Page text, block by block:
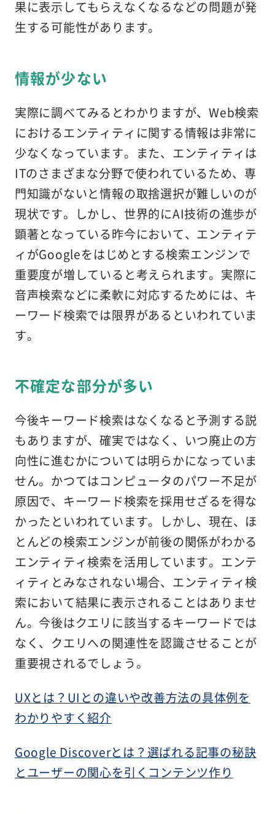
果に表示してもらえなくなるなどの問題が発
生する可能性があります。
情報が少ない
実際に調べてみるとわかりますが、Web検索
におけるエンティティに関する情報は非常に
少なくなっています。また、エンティティは
ITのさまざまな分野で使われているため、専
門知識がないと情報の取捨選択が難しいのが
現状です。しかし、世界的にAI技術の進歩が
顕著となっている昨今において、エンティテ
ィがGoogleをはじめとする検索エンジンで
重要度が増していると考えられます。実際に
音声検索などに柔軟に対応するためには、キ
ーワード検索では限界があるといわれていま
す。
不確定な部分が多い
今後キーワード検索はなくなると予測する説
もありますが、確実ではなく、いつ廃止の方
向性に進むかについては明らかになっていま
せん。かつてはコンピュータのパワー不足が
原因で、キーワード検索を採用せざるを得な
かったといわれています。しかし、現在、ほ
とんどの検索エンジンが前後の関係がわかる
エンティティ検索を活用しています。エンテ
ィティとみなされない場合、エンティティ検
索において結果に表示されることはありませ
ん。今後はクエリに該当するキーワードでは
なく、クエリへの関連性を認識させることが
重要視されるでしょう。
UXとは？UIとの違いや改善方法の具体例を
わかりやすく紹介
Google Discoverとは？選ばれる記事の秘訣
とユーザーの関心を引くコンテンツ作り